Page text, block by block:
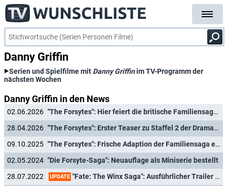
Danny Griffin
Serien und Spielfilme mit Danny Griffinim TV-Programm der
nächsten Wochen
Danny Griffin in den News
02.06.2026
"The Forsytes": Hier feiert die britische Familiensaga Deutschlandpremiere
28.04.2026
"The Forsytes": Erster Teaser zu Staffel 2 der Dramaserie über Börsenmaklerfamilie im London der 1880er-Jahre enthüllt
09.10.2025
"The Forsytes": Frische Adaption der Familiensaga eines Literaturnobelpreisträgers erhält Starttermin
02.05.2024 "Die Forsyte-Saga": Neuauflage als Miniserie bestellt
28.07.2022
UPDATE "Fate: The Winx Saga": Ausführlicher Trailer zur zweiten Staffel der beliebten Netflix-Serie